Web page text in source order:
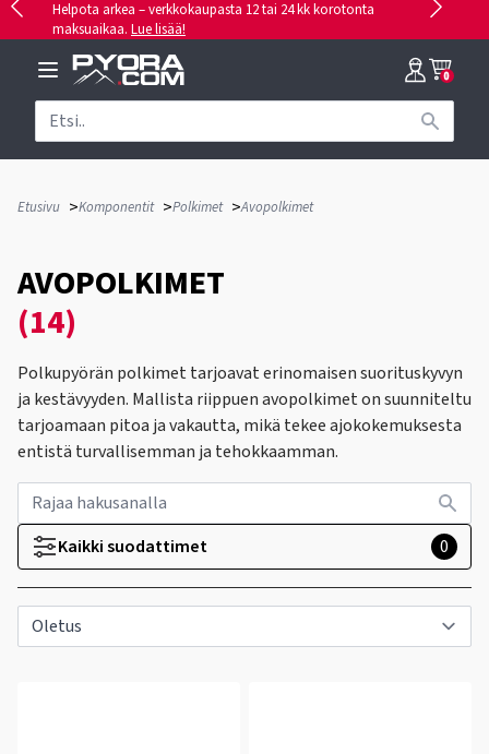
Helpota arkea – verkkokaupasta 12 tai 24 kk korotonta
maksuaikaa. Lue lisää!
0
Etusivu >Komponentit >Polkimet >Avopolkimet
AVOPOLKIMET
(14)
Polkupyörän polkimet tarjoavat erinomaisen suorituskyvyn
ja kestävyyden. Mallista riippuen avopolkimet on suunniteltu
tarjoamaan pitoa ja vakautta, mikä tekee ajokokemuksesta
entistä turvallisemman ja tehokkaamman.
Kaikki suodattimet 0